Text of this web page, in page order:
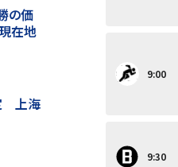
の価
在地
上海
9:00
9:30